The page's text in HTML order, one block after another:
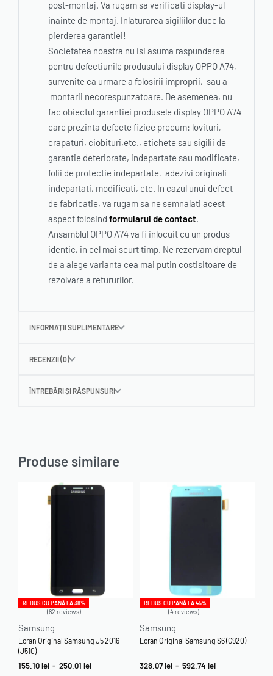
post-montaj. Va rugam sa verificati display-ul
inainte de montaj. Inlaturarea sigiliilor duce la
pierderea garantiei!
Societatea noastra nu isi asuma raspunderea
pentru defectiunile produsului display OPPO A74,
survenite ca urmare a folosirii improprii, sau a
montarii necorespunzatoare. De asemenea, nu
fac obiectul garantiei produsele display OPPO A74
care prezinta defecte fizice precum: lovituri,
crapaturi, ciobituri,etc., etichete sau sigilii de
garantie deteriorate, indepartate sau modificate,
folii de protectie indepartate, adezivi originali
indepartati, modificati, etc. In cazul unui defect
de fabricatie, va rugam sa ne semnalati acest
aspect folosindformularul de contact
Ansamblul OPPO A74 va fi inlocuit cu un produs
identic, in cel mai scurt timp. Ne rezervam dreptul
de a alege varianta cea mai putin costisitoare de
rezolvare a retururilor.
INFORMAȚII SUPLIMENTARE
RECENZII (0)
ÎNTREBĂRI ȘI RĂSPUNSURI
Produse similare
REDUS CU PÂNĂ LA 38%
82 reviews
Samsung
Ecran Original Samsung J5 2016
(J510)
155.10lei - 250.01 lei
REDUS CU PÂNĂ LA 45%
4 reviews
Samsung
Ecran Original Samsung S6 (G920)
328.07lei - 592.74 lei